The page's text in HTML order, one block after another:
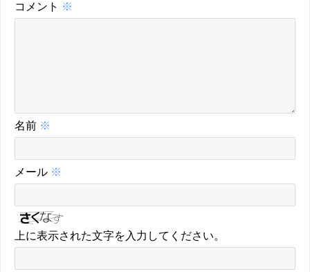
コメント ※
名前 ※
メール ※
上に表示された文字を入力してください。